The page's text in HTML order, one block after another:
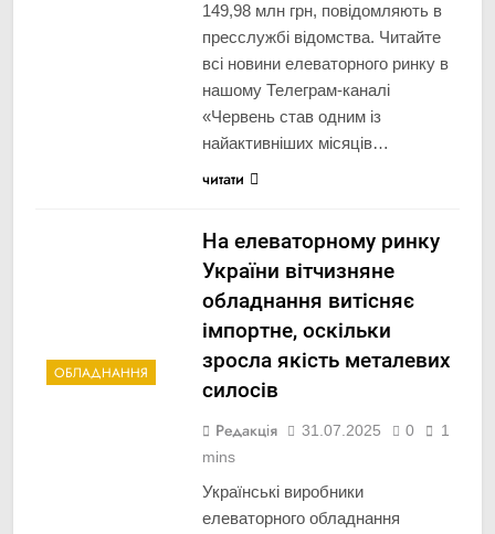
149,98 млн грн, повідомляють в
пресслужбі відомства. Читайте
всі новини елеваторного ринку в
нашому Телеграм-каналі
«Червень став одним із
найактивніших місяців…
читати
ОБЛАДНАННЯ
На елеваторному ринку
України вітчизняне
обладнання витісняє
імпортне, оскільки
зросла якість металевих
силосів
Редакція 31.07.2025 0
1
mins
Українські виробники
елеваторного обладнання